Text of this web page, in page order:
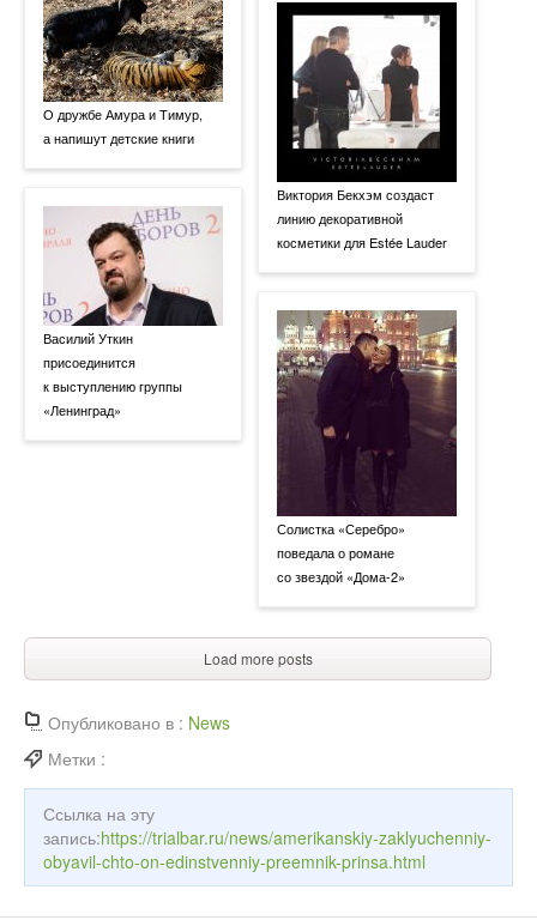
О дружбе Амура и Тимур,
а напишут детские книги
Василий Уткин
присоединится
к выступлению группы
«Ленинград»
Виктория Бекхэм создаст
линию декоративной
косметики для Estée Lauder
Солистка «Серебро»
поведала о романе
со звездой «Дома-2»
Load more posts
Опубликовано в : News
Метки :
Ссылка на эту
запись:https://trialbar.ru/news/amerikanskiy-zaklyuchenniy-
obyavil-chto-on-edinstvenniy-preemnik-prinsa.html